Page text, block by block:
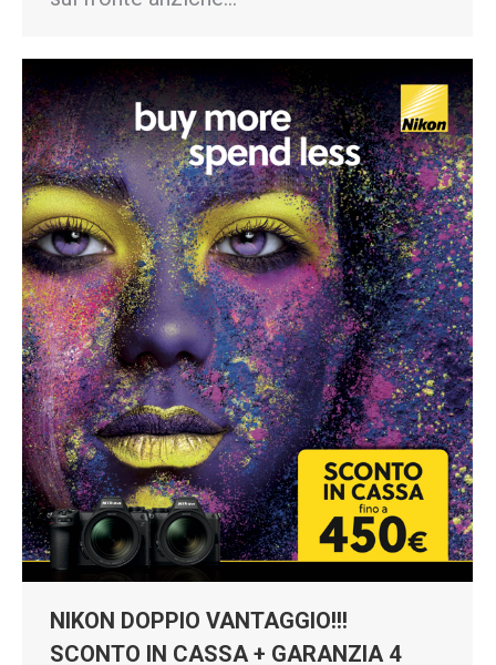
NIKON DOPPIO VANTAGGIO!!!
SCONTO IN CASSA + GARANZIA 4